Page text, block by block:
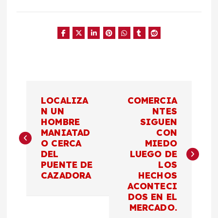
v
LOCALIZA
N UN
HOMBRE
MANIATAD
O CERCA
DEL
PUENTE DE
CAZADORA
COMERCIA
NTES
SIGUEN
CON
MIEDO
LUEGO DE
LOS
HECHOS
ACONTECI
DOS EN EL
MERCADO.